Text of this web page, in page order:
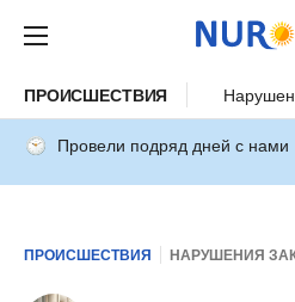
ПРОИСШЕСТВИЯ
Провели подряд дней с нами
ПРОИСШЕСТВИЯ НАРУШЕНИЯ